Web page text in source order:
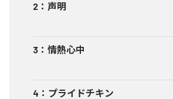
2 ： 声明
3 ： 情熱心中
4 ： プライドチキン